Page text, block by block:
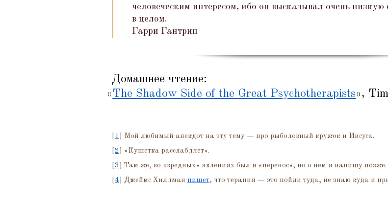
человеческим интересом, ибо он высказывал очень
в целом.
Гарри Гантрип
Домашнее чтение:
« The Shadow Side of the Great Psychotherapists»,
1
] Мой любимый анекдот на эту тему — про рыболовный кружок и Иисуса.
2 « Кушетка расслабляет».
3 ] Там же, во « вредных» явлениях был и « перенос», но о нем я напишу позже.
4 ] Джеймс Хиллман пишет, что терапия — это пойди туда, не знаю куда и